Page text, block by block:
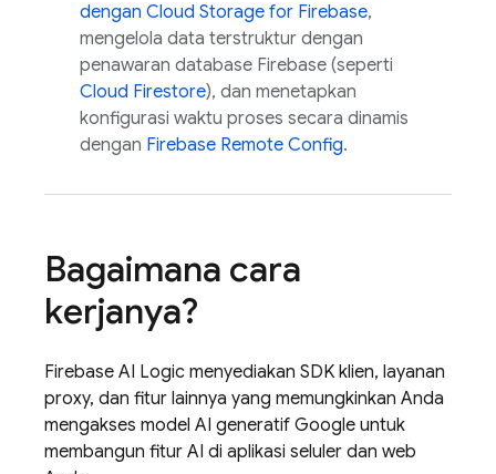
dengan Cloud Storage for Firebase,
mengelola data terstruktur dengan
penawaran database Firebase (seperti
Cloud Firestore), dan menetapkan
konfigurasi waktu proses secara dinamis
dengan Firebase Remote Config.
Bagaimana cara
kerjanya?
Firebase AI Logic menyediakan SDK klien, layanan
proxy, dan fitur lainnya yang memungkinkan Anda
mengakses model AI generatif Google untuk
membangun fitur AI di aplikasi seluler dan web